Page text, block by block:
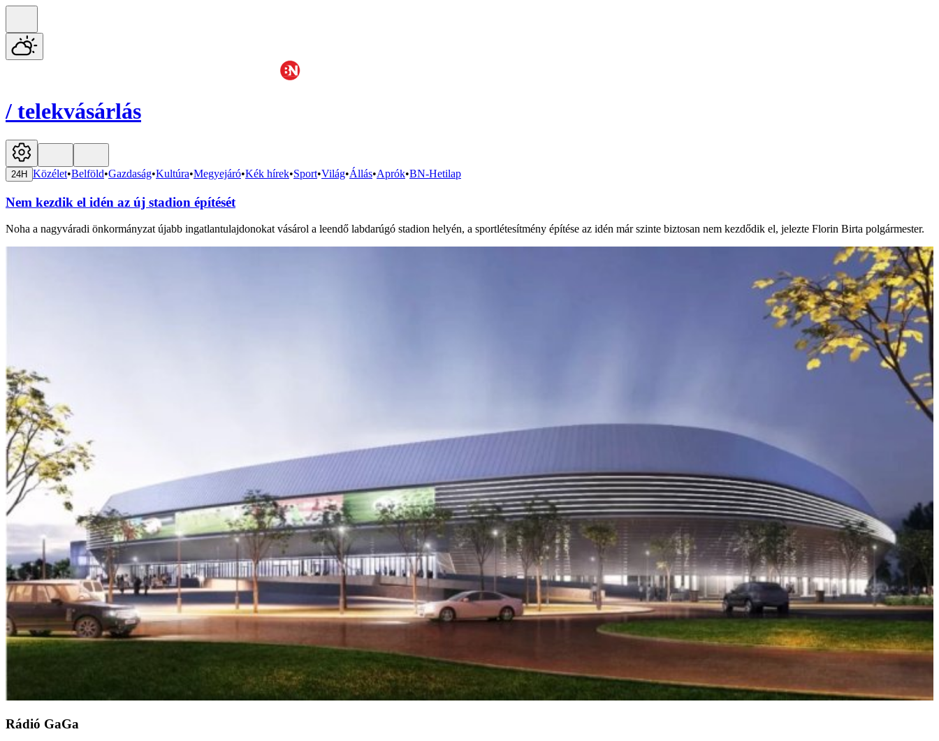
/ telekvásárlás
24H Közélet•Belföld•Gazdaság•Kultúra•Megyejáró•Kék hírek•Sport•Világ•Állás•Aprók•BN-Hetilap
Nem kezdik el idén az új stadion építését
Noha a nagyváradi önkormányzat újabb ingatlantulajdonokat vásárol a leendő labdarúgó stadion helyén, a sportlétesítmény építése az idén már szinte biztosan nem kezdődik el, jelezte Florin Birta polgármester.
Rádió GaGa